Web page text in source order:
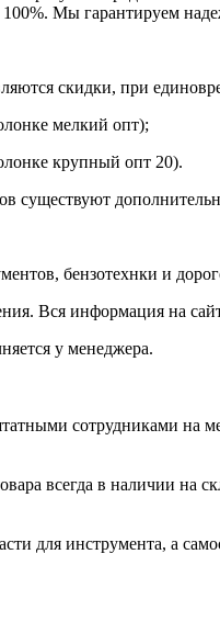
100%. Мы гарантируем
скидки, при
мелкий опт);
крупный опт 20).
существуют
бензотехнки и
Вся информация на
у менеджера.
сотрудниками на
всегда в наличии на
для инструмента, а